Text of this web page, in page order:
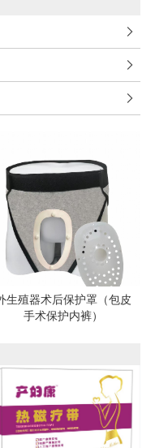



生殖器术后保护罩（包皮
手术保护内裤）